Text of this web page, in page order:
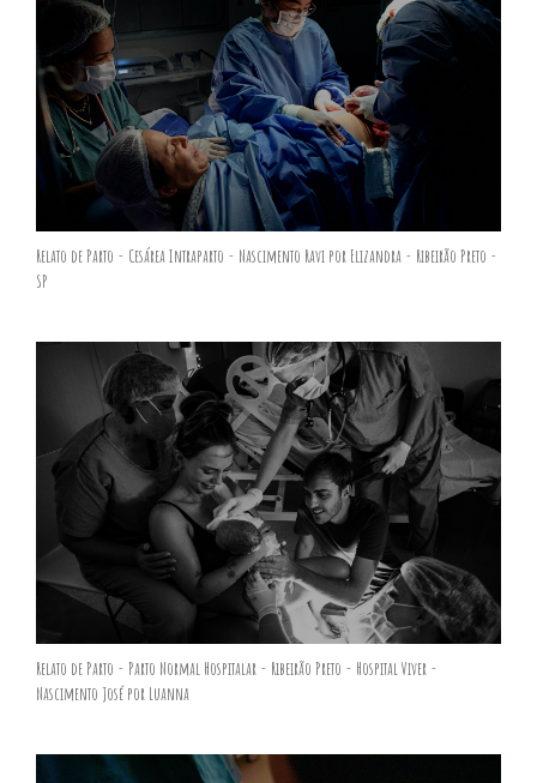
Relato de Parto - Cesárea Intraparto - Nascimento Ravi por Elizandra - Ribeirão Preto -
SP
Relato de Parto - Parto Normal Hospitalar - Ribeirão Preto - Hospital Viver -
Nascimento José por Luanna